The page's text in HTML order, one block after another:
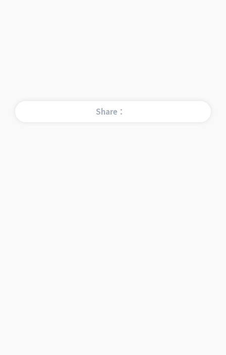
Share：